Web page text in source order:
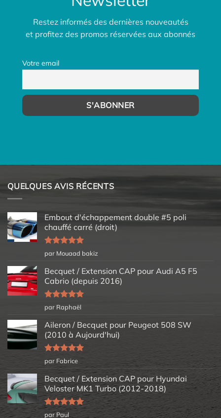
Restez informés des dernières nouveautés
et profitez des promos réservées aux abonnés
Votre email
QUELQUES AVIS RÉCENTS
Embout d'échappement double #5 poli
chauffé carré (droit)
Note5sur
5
par Mouaad bakiz
Becquet / Extension CAP pour Audi A5 F5
Cabrio (depuis 2016)
Note5sur
5
par Raphaël
Aileron / Becquet pour Peugeot 508 SW
(2010 à Aujourd'hui)
Note5sur
5
par Fabrice
Becquet / Extension CAP pour Hyundai
Veloster MK1 Turbo (2012-2018)
Note5sur
par Paul